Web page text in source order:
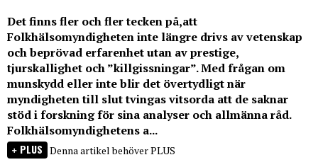
Det finns fler och fler tecken på,att
Folkhälsomyndigheten inte längre drivs av vetenskap
och beprövad erfarenhet utan av prestige,
tjurskallighet och ”killgissningar”. Med frågan om
munskydd eller inte blir det övertydligt när
myndigheten till slut tvingas vitsorda att de saknar
stöd i forskning för sina analyser och allmänna råd.
Folkhälsomyndighetens a...
PLUS Denna artikel behöver PLUS